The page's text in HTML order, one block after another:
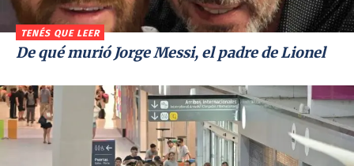
TENÉS QUE LEER
De qué murió Jorge Messi, el padre de Lionel